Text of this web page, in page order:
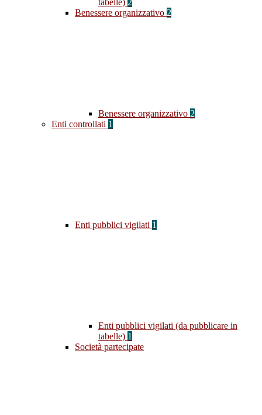
tabelle) 2
Benessere organizzativo 2
Benessere organizzativo 2
Enti controllati 1
Enti pubblici vigilati 1
Enti pubblici vigilati (da pubblicare in
tabelle) 1
Società partecipate